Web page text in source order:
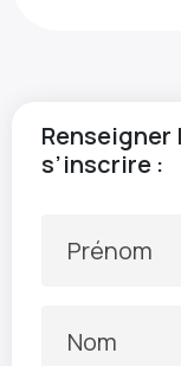
s’inscrire :
Prénom
Nom